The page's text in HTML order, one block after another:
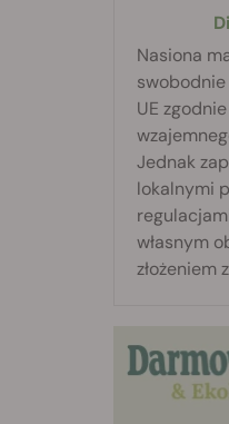
Nasiona
UE
Jednak
lokalnymi
własnym
złożeniem